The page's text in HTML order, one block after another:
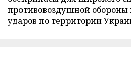
противовоздушной обороны
ударов по территории